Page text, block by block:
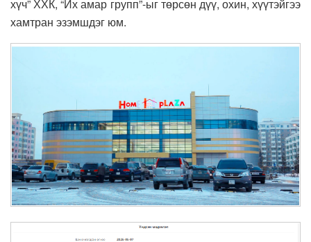
хүч” ХХК, “Их амар групп”-ыг төрсөн дүү, охин, хүүтэйгээ
хамтран эзэмшдэг юм.